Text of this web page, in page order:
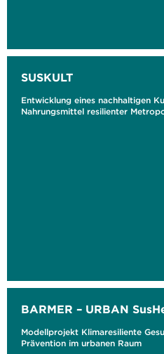
SUSKULT
Entwicklung eines nachhaltigen
Nahrungsmittel resilienter
BARMER – URBAN
Modellprojekt Klimaresiliente
Prävention im urbanen Raum